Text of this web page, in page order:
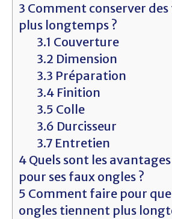
3 Comment conserver
plus longtemps ?
3.1 Couverture
3.2 Dimension
3.3 Préparation
3.4 Finition
3.5 Colle
3.6 Durcisseur
3.7 Entretien
4 Quels sont les
pour ses faux ongles ?
5 Comment faire pour
ongles tiennent plus